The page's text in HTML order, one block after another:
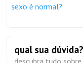
sexo é normal?
qual sua dúvida?
descubra tudo